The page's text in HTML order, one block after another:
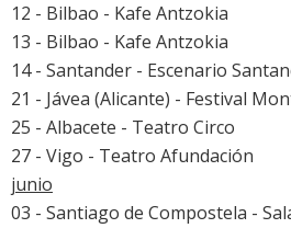
12 - Bilbao - Kafe Antzokia
13 - Bilbao - Kafe Antzokia
14 - Santander - Escenario
21 - Jávea (Alicante) - Festival
25 - Albacete - Teatro Circo
27 - Vigo - Teatro Afundación
junio
03 - Santiago de Compostela -